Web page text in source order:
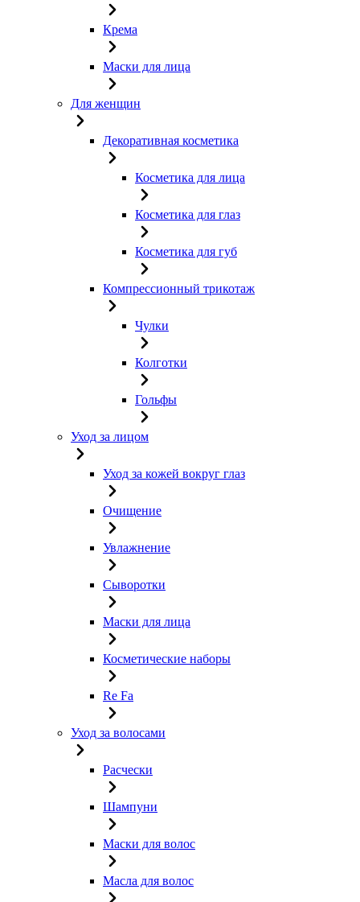
Крема
Маски для лица
Для женщин
Декоративная косметика
Косметика для лица
Косметика для глаз
Косметика для губ
Компрессионный трикотаж
Чулки
Колготки
Гольфы
Уход за лицом
Уход за кожей вокруг глаз
Очищение
Увлажнение
Сыворотки
Маски для лица
Косметические наборы
Re Fa
Уход за волосами
Расчески
Шампуни
Маски для волос
Масла для волос